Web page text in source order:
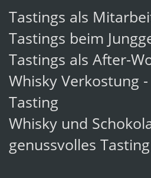
Tastings als
Tastings beim
Tastings als After-
Whisky Verkostung
Tasting
Whisky und
genussvolles Tasting